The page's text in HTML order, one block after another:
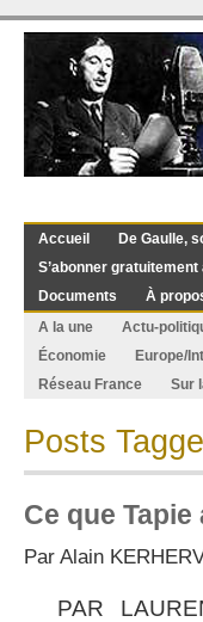
Accueil De Gaulle,
S’abonner
Documents
À
A la une
Actu-
Économie
Europe/
Réseau France
Sur
Posts
Ce que
Par Alain
PAR